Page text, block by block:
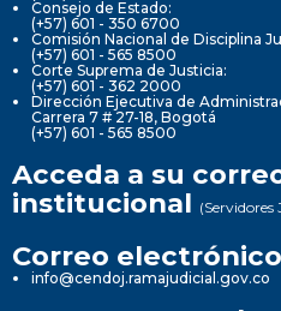
Consejo de Estado:
(+57) 601 - 350 6700
Comisión Nacional de Disciplina
(+57) 601 - 565 8500
Corte Suprema de Justicia:
(+57) 601 - 362 2000
Dirección Ejecutiva de
Carrera 7 # 27-18, Bogotá
(+57) 601 - 565 8500
Acceda a su
institucional (Servidores
Correo
info@cendoj.ramajudicial.gov.co